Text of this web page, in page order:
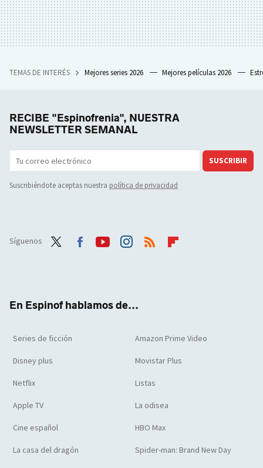
TEMAS DE INTERÉS Mejores series 2026 Mejores películas 2026
RECIBE "Espinofrenia", NUESTRA
NEWSLETTER SEMANAL
SUSCRIBIR
Suscribiéndote aceptas nuestra política de privacidad
Síguenos
En Espinof hablamos de...
Series de ficción Amazon Prime Video
Disney plus Movistar Plus
Netflix Listas
Apple TV La odisea
Cine español HBO Max
La casa del dragón Spider-man: Brand New Day